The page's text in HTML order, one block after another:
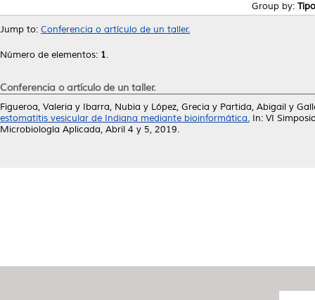
Group by:
Jump to: Conferencia o artículo de un taller.
Número de elementos: 1.
Conferencia o artículo de un taller.
Figueroa, Valeria y Ibarra, Nubia y López, Grecia y Partida, Abigail y
estomatitis vesicular de Indiana mediante bioinformática. In: VI
Microbiología Aplicada, Abril 4 y 5, 2019.